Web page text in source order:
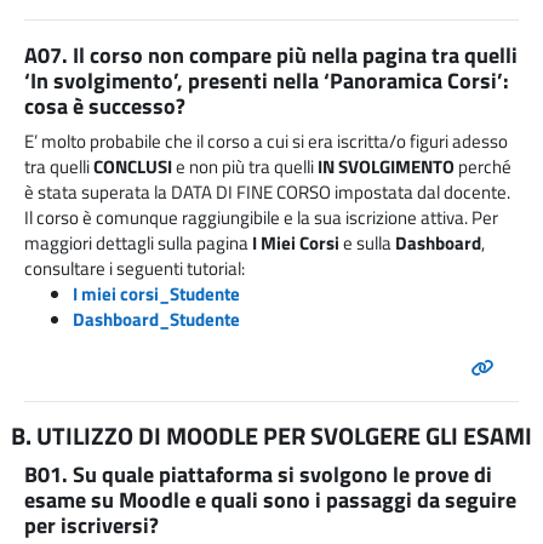
A07. Il corso non compare più nella pagina tra quelli
‘In svolgimento’, presenti nella ‘Panoramica Corsi’:
cosa è successo?
E’ molto probabile che il corso a cui si era iscritta/o figuri adesso
tra quelliCONCLUSIe non più tra quelliIN SVOLGIMENTO perché
è stata superata la DATA DI FINE CORSO impostata dal docente.
Il corso è comunque raggiungibile e la sua iscrizione attiva. Per
maggiori dettagli sulla paginaI Miei Corsie sullaDashboard,
consultare i seguenti tutorial:
I miei corsi_Studente
Dashboard_Studente
B. UTILIZZO DI MOODLE PER SVOLGERE GLI ESAMI
B01. Su quale piattaforma si svolgono le prove di
esame su Moodle e quali sono i passaggi da seguire
per iscriversi?